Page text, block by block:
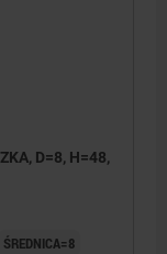
D=8, H=48,
ŚREDNICA=8